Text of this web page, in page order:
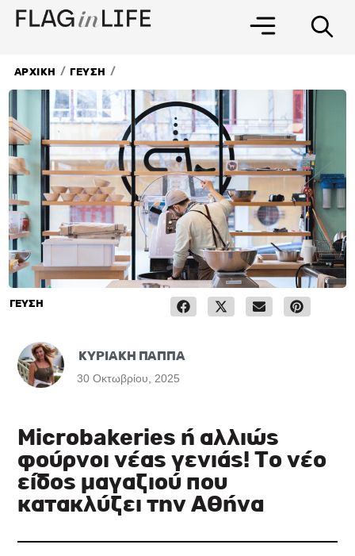
Μετάβαση
στο
ΑΡΧΙΚΗ / ΓΕΥΣΗ /
ΓΕΥΣΗ
ΚΥΡΙΑΚΗ ΠΑΠΠΑ
30 Οκτωβρίου, 2025
Microbakeries ή αλλιώς
φούρνοι νέας γενιάς! Το νέο
είδος μαγαζιού που
κατακλύζει την Αθήνα